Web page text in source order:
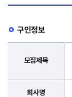
구인정보
모집제목
회사명